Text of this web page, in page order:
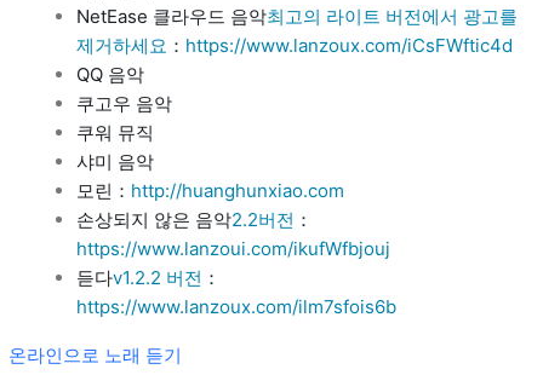
NetEase 클라우드 음악최고의 라이트 버전에서 광고를
제거하세요 ： https://www.lanzoux.com/iCsFWftic4d
QQ 음악
쿠고우 음악
쿠워 뮤직
샤미 음악
모린： http://huanghunxiao.com
손상되지 않은 음악2.2버전 ：
https://www.lanzoui.com/ikufWfbjouj
듣다v1.2.2 버전 ：
https://www.lanzoux.com/ilm7sfois6b
온라인으로 노래 듣기